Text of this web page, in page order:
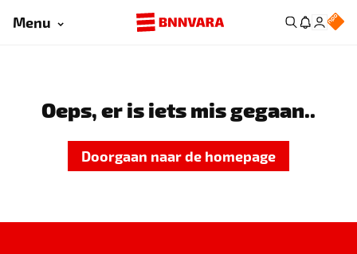
Menu
Oeps, er is iets mis gegaan..
Doorgaan naar de homepage